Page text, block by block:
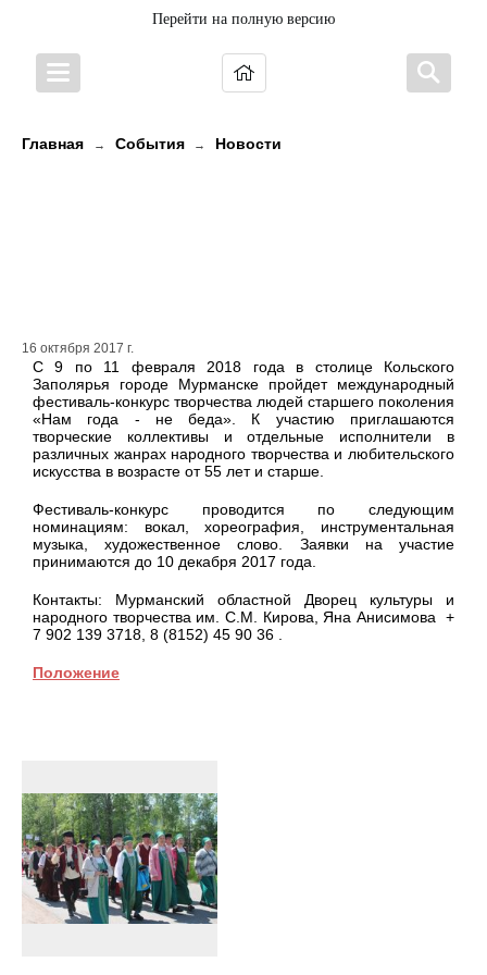
Перейти на полную версию
Главная → События → Новости
16 октября 2017 г.
С 9 по 11 февраля 2018 года в столице Кольского
Заполярья городе Мурманске пройдет международный
фестиваль-конкурс творчества людей старшего поколения
«Нам года - не беда». К участию приглашаются
творческие коллективы и отдельные исполнители в
различных жанрах народного творчества и любительского
искусства в возрасте от 55 лет и старше.
Фестиваль-конкурс проводится по следующим
номинациям: вокал, хореография, инструментальная
музыка, художественное слово. Заявки на участие
принимаются до 10 декабря 2017 года.
Контакты: Мурманский областной Дворец культуры и
народного творчества им. С.М. Кирова, Яна Анисимова +
7 902 139 3718, 8 (8152) 45 90 36 .
Положение